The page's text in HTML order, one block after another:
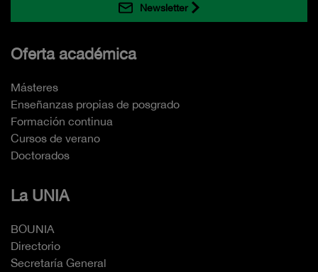
Newsletter
Oferta académica
Másteres
Enseñanzas propias de posgrado
Formación continua
Cursos de verano
Doctorados
La UNIA
BOUNIA
Directorio
Secretaría General